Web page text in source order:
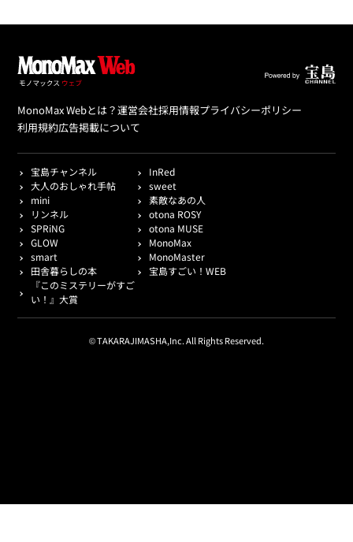
MonoMax Webとは？運営会社採用情報プライバシーポリシー
利用規約広告掲載について
宝島チャンネル
InRed
大人のおしゃれ手帖
sweet
mini
素敵なあの人
リンネル
otona ROSY
SPRiNG
otona MUSE
GLOW
MonoMax
smart
MonoMaster
田舎暮らしの本
宝島すごい！WEB
『このミステリーがすご
い！』大賞
© TAKARAJIMASHA,Inc. All Rights Reserved.